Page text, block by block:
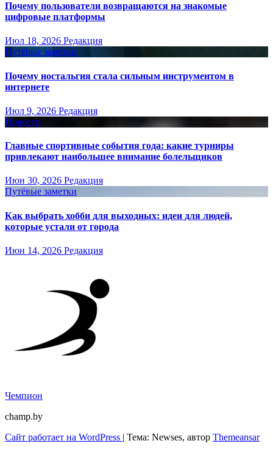
Почему пользователи возвращаются на знакомые
цифровые платформы
Июл 18, 2026 Редакция
Путёвые заметки
Почему ностальгия стала сильным инструментом в
интернете
Июл 9, 2026 Редакция
Новости
Главные спортивные события года: какие турниры
привлекают наибольшее внимание болельщиков
Июн 30, 2026 Редакция
Путёвые заметки
Как выбрать хобби для выходных: идеи для людей,
которые устали от города
Июн 14, 2026 Редакция
Чемпион
champ.by
Сайт работает на WordPress | Тема: Newses, автор Themeansar